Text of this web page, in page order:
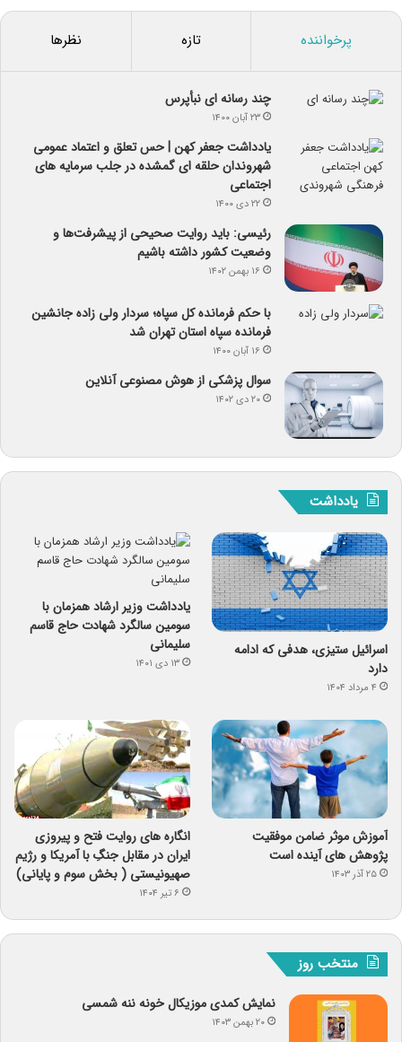
پرخواننده تازه نظرها
چند رسانه ای نبأپرس
۲۳ آبان ۱۴۰۰
یادداشت جعفر کهن | حس تعلق و اعتماد عمومی
شهروندان حلقه ای گمشده در جلب سرمایه های
اجتماعی
۲۲ دی ۱۴۰۰
رئیسی: باید روایت صحیحی از پیشرفت‌ها و
وضعیت کشور داشته باشیم
۱۶ بهمن ۱۴۰۲
با حکم فرمانده کل سپاه؛ سردار ولی زاده جانشین
فرمانده سپاه استان تهران شد
۱۶ آبان ۱۴۰۰
سوال پزشکی از هوش مصنوعی آنلاین
۲۰ دی ۱۴۰۲
یادداشت
اسرائیل ستیزی، هدفی که ادامه
دارد
۴ مرداد ۱۴۰۴
یادداشت وزیر ارشاد همزمان با
سومین سالگرد شهادت حاج قاسم
سلیمانی
۱۳ دی ۱۴۰۱
آموزش موثر ضامن موفقیت
پژوهش های آینده است
۲۵ آذر ۱۴۰۳
انگاره های روایت فتح و پیروزی
ایران در مقابل جنگِ با آمریکا و رژیم
صهیونیستی ( بخش سوم و پایانی)
۶ تیر ۱۴۰۴
منتخب روز
نمایش کمدی موزیکال خونه ننه شمسی
۲۰ بهمن ۱۴۰۳